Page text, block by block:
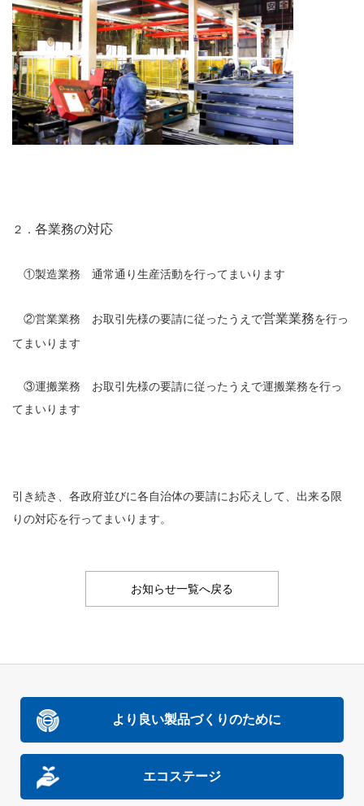
２． 各業務の対応
①製造業務 通常通り生産活動を行ってまいります
②営業業務 お取引先様の要請に従ったうえで営業業務を行っ
てまいります
③運搬業務 お取引先様の要請に従ったうえで運搬業務を行っ
てまいります
引き続き、各政府並びに各自治体の要請にお応えして、出来る限
りの対応を行ってまいります。
お知らせ一覧へ戻る
より良い製品づくりのために
エコステージ